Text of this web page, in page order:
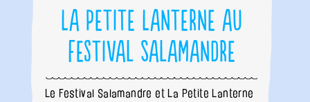
La Petite Lanterne au
Festival Salamandre
Le Festival Salamandre et La Petite Lanterne